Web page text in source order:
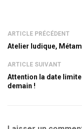
ARTICLE PRÉCÉDENT
Atelier ludique,
ARTICLE SUIVANT
Attention la date
demain !